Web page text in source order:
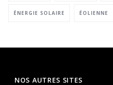
ÉNERGIE SOLAIRE ÉOLIENNE
NOS AUTRES SITES